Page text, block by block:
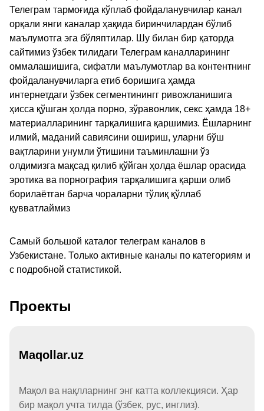
Телеграм тармоғида кўплаб фойдаланувчилар канал
орқали янги каналар ҳақида биринчилардан бўлиб
маълумотга эга бўляптилар. Шу билан бир қаторда
сайтимиз ўзбек тилидаги Телеграм каналларининг
оммалашишига, сифатли маълумотлар ва контентнинг
фойдаланувчиларга етиб боришига ҳамда
интернетдаги ўзбек сегментинингг ривожланишига
ҳисса қўшган ҳолда порно, зўравонлик, секс ҳамда 18+
материалларининг тарқалишига қаршимиз. Ёшларнинг
илмий, маданий савиясини ошириш, уларни бўш
вақтларини унумли ўтишини таъминлашни ўз
олдимизга мақсад қилиб қўйган ҳолда ёшлар орасида
эротика ва порнография тарқалишига қарши олиб
борилаётган барча чораларни тўлиқ қўллаб
қувватлаймиз
Самый большой каталог телеграм каналов в
Узбекистане. Только активные каналы по категориям и
с подробной статистикой.
Проекты
Maqollar.uz
Мақол ва нақлларнинг энг катта коллекцияси. Ҳар
бир мақол учта тилда (ўзбек, рус, инглиз).